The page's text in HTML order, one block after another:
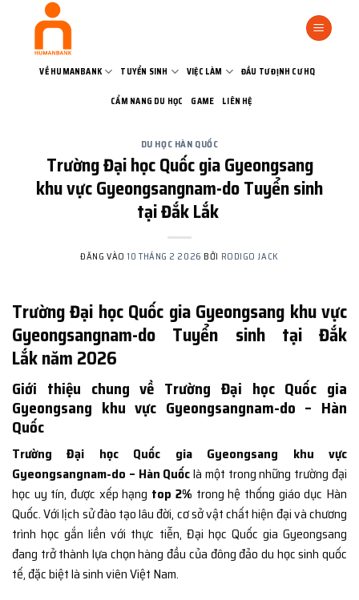
VỀ HUMANBANK TUYỂN SINH VIỆC LÀM ĐẦU TƯ ĐỊNH CƯ HQ
CẨM NANG DU HỌC GAME LIÊN HỆ
DU HỌC HÀN QUỐC
Trường Đại học Quốc gia Gyeongsang
khu vực Gyeongsangnam-do Tuyển sinh
tại Đắk Lắk
ĐĂNG VÀO10 THÁNG 2 2026 BỞI RODIGO JACK
Trường Đại học Quốc gia Gyeongsang khu vực
Gyeongsangnam-do Tuyển sinh tại Đắk
Lắk năm 2026
Giới thiệu chung về Trường Đại học Quốc gia
Gyeongsang khu vực Gyeongsangnam-do – Hàn
Quốc
Trường Đại học Quốc gia Gyeongsang khu vực
Gyeongsangnam-do – Hàn Quốclà một trong những trường đại
học uy tín, được xếp hạng top 2% trong hệ thống giáo dục Hàn
Quốc. Với lịch sử đào tạo lâu đời, cơ sở vật chất hiện đại và chương
trình học gắn liền với thực tiễn, Đại học Quốc gia Gyeongsang
đang trở thành lựa chọn hàng đầu của đông đảo du học sinh quốc
tế, đặc biệt là sinh viên Việt Nam.